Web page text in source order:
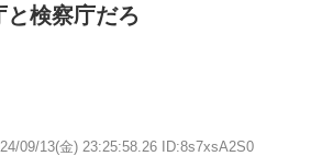
検察庁だろ
09/13(金) 23:25:58.26 ID:8s7xsA2S0